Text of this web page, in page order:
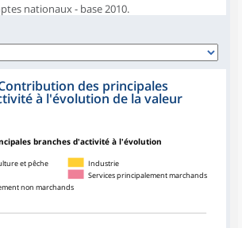
nationaux - base 2010.
des principales
à l'évolution de la valeur
branches d'activité à l'évolution
et pêche Industrie
Services principalement marchands
non marchands